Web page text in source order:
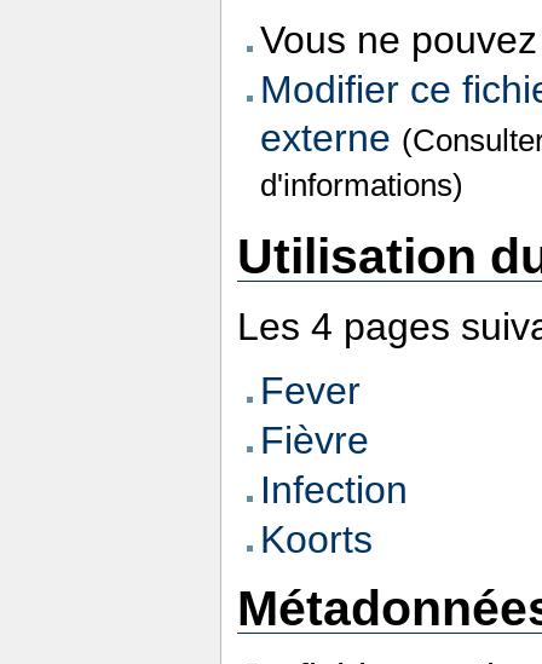
Vous ne
Modifier ce
externe
d'informations)
Utilisation
Les 4 pages
Fever
Fièvre
Infection
Koorts